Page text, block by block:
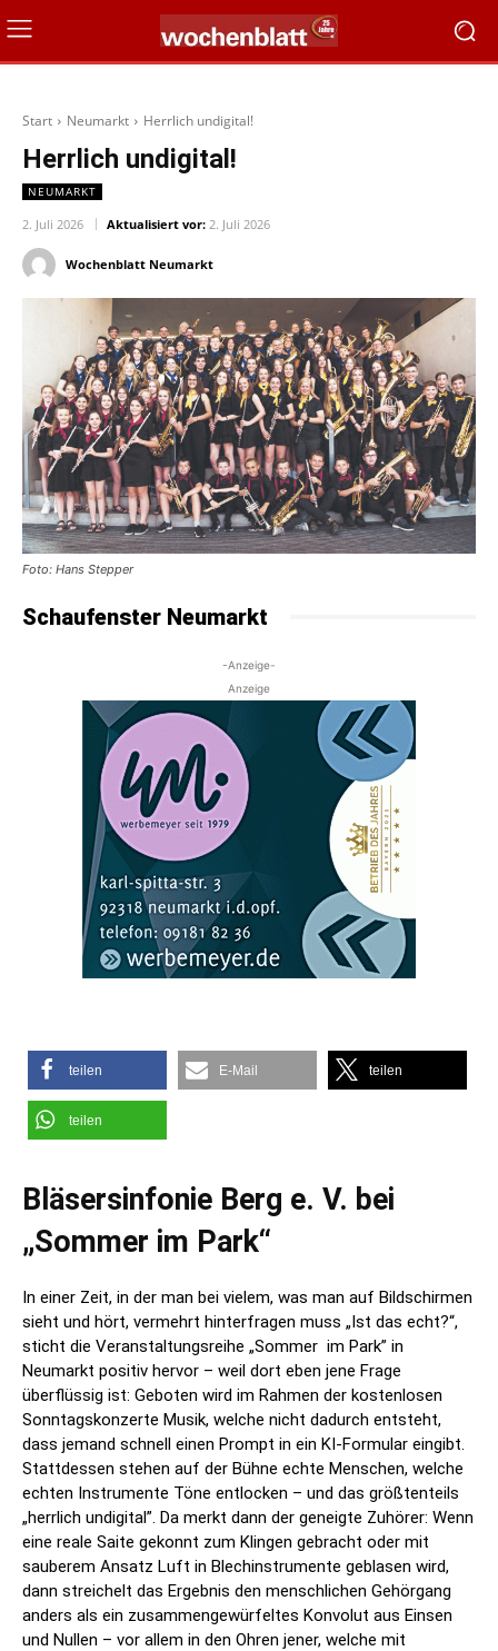
Start Neumarkt Herrlich undigital!
Herrlich undigital!
NEUMARKT
2. Juli 2026 Aktualisiert vor: 2. Juli 2026
Wochenblatt Neumarkt
Foto: Hans Stepper
Schaufenster Neumarkt
-Anzeige-
Anzeige
teilen E-Mail teilen
teilen
Bläsersinfonie Berg e. V. bei
„Sommer im Park“
In einer Zeit, in der man bei vielem, was man auf Bildschirmen
sieht und hört, vermehrt hinterfragen muss „Ist das echt?“,
sticht die Veranstaltungsreihe „Sommer im Park” in
Neumarkt positiv hervor – weil dort eben jene Frage
überflüssig ist: Geboten wird im Rahmen der kostenlosen
Sonntagskonzerte Musik, welche nicht dadurch entsteht,
dass jemand schnell einen Prompt in ein KI-Formular eingibt.
Stattdessen stehen auf der Bühne echte Menschen, welche
echten Instrumente Töne entlocken – und das größtenteils
„herrlich undigital”. Da merkt dann der geneigte Zuhörer: Wenn
eine reale Saite gekonnt zum Klingen gebracht oder mit
sauberem Ansatz Luft in Blechinstrumente geblasen wird,
dann streichelt das Ergebnis den menschlichen Gehörgang
anders als ein zusammengewürfeltes Konvolut aus Einsen
und Nullen – vor allem in den Ohren jener, welche mit